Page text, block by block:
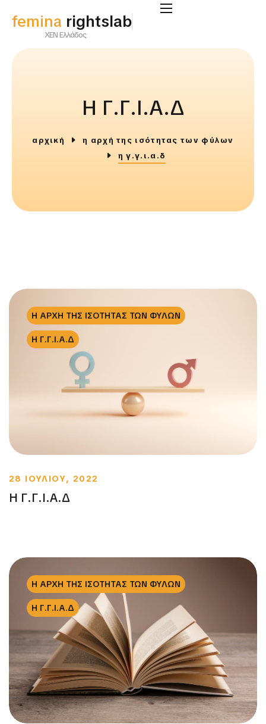
femina rightslab
ΧΕΝ Ελλάδος
Η Γ.Γ.Ι.Α.Δ
αρχική
η αρχή της ισότητας των φύλων
η γ.γ.ι.α.δ
Η ΑΡΧΗ ΤΗΣ ΙΣΟΤΗΤΑΣ ΤΩΝ ΦΥΛΩΝ
Η Γ.Γ.Ι.Α.Δ
28 ΙΟΥΛΙΟΥ, 2022
Η Γ.Γ.Ι.Α.Δ
Η ΑΡΧΗ ΤΗΣ ΙΣΟΤΗΤΑΣ ΤΩΝ ΦΥΛΩΝ
Η Γ.Γ.Ι.Α.Δ